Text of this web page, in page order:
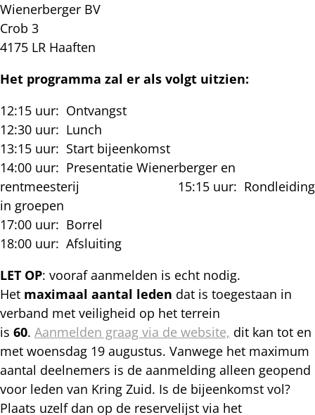
Wienerberger BV
Crob 3
4175 LR Haaften
Het programma zal er als volgt uitzien:
12:15 uur: Ontvangst
12:30 uur: Lunch
13:15 uur: Start bijeenkomst
14:00 uur: Presentatie Wienerberger en
rentmeesterij 15:15 uur: Rondleiding
in groepen
17:00 uur: Borrel
18:00 uur: Afsluiting
LET OP: vooraf aanmelden is echt nodig.
Het maximaal aantal leden dat is toegestaan in
verband met veiligheid op het terrein
is 60. Aanmelden graag via de website, dit kan tot en
met woensdag 19 augustus. Vanwege het maximum
aantal deelnemers is de aanmelding alleen geopend
voor leden van Kring Zuid. Is de bijeenkomst vol?
Plaats uzelf dan op de reservelijst via het